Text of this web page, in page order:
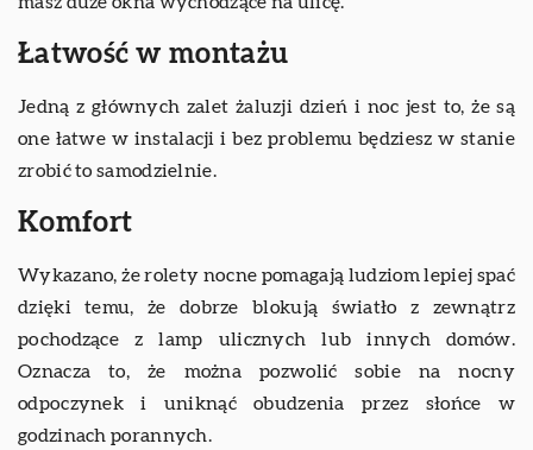
Łatwość w montażu
Jedną z głównych zalet żaluzji dzień i noc jest to, że są
one łatwe w instalacji i bez problemu będziesz w stanie
zrobić to samodzielnie.
Komfort
Wykazano, że rolety nocne pomagają ludziom lepiej spać
dzięki temu, że dobrze blokują światło z zewnątrz
pochodzące z lamp ulicznych lub innych domów.
Oznacza to, że można pozwolić sobie na nocny
odpoczynek i uniknąć obudzenia przez słońce w
godzinach porannych.